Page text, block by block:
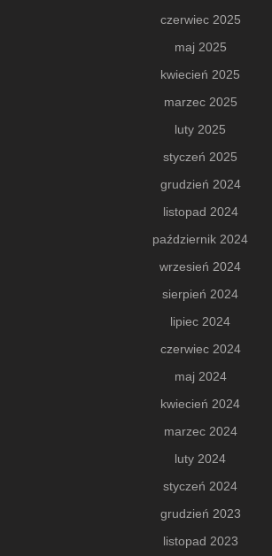
czerwiec 2025
maj 2025
kwiecień 2025
marzec 2025
luty 2025
styczeń 2025
grudzień 2024
listopad 2024
październik 2024
wrzesień 2024
sierpień 2024
lipiec 2024
czerwiec 2024
maj 2024
kwiecień 2024
marzec 2024
luty 2024
styczeń 2024
grudzień 2023
listopad 2023